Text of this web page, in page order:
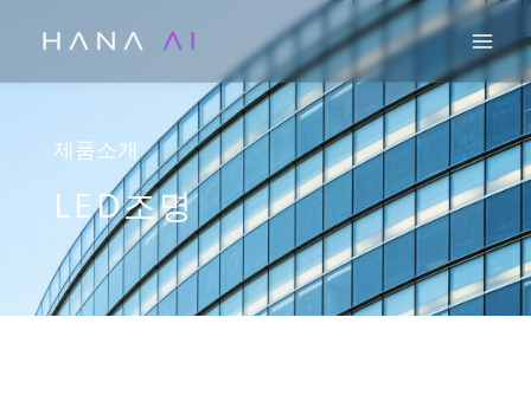
츠
제품소개
LED조명